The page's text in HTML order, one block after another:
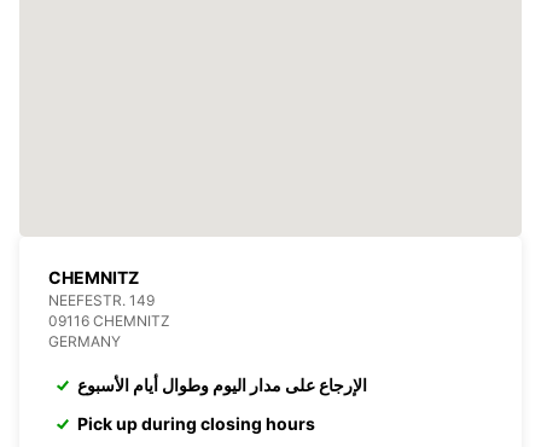
CHEMNITZ
NEEFESTR. 149
09116 CHEMNITZ
GERMANY
الإرجاع على مدار اليوم وطوال أيام الأسبوع
Pick up during closing hours